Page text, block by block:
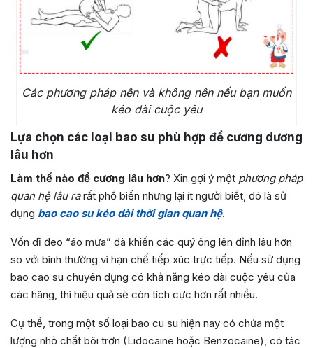
Các phương pháp nên và không nên nếu bạn muốn
kéo dài cuộc yêu
Lựa chọn các loại bao su phù hợp để cương dương
lâu hơn
Làm thế nào để cương lâu hơn? Xin gợi ý một phương pháp
quan hệ lâu rarất phổ biến nhưng lại ít người biết, đó là sử
dụng bao cao su kéo dài thời gian quan hệ.
Vốn dĩ đeo “áo mưa” đã khiến các quý ông lên đỉnh lâu hơn
so với bình thường vì hạn chế tiếp xúc trực tiếp. Nếu sử dụng
bao cao su chuyên dụng có khả năng kéo dài cuộc yêu của
các hãng, thì hiệu quả sẽ còn tích cực hơn rất nhiều.
Cụ thể, trong một số loại bao cu su hiện nay có chứa một
lượng nhỏ chất bôi trơn (Lidocaine hoặc Benzocaine), có tác